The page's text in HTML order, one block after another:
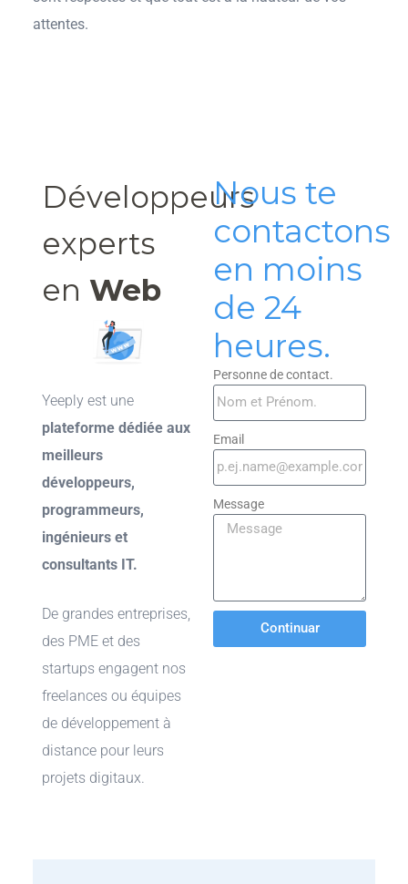
attentes.
Développeurs
experts
en Web
Yeeply est une
plateforme dédiée aux
meilleurs
développeurs,
programmeurs,
ingénieurs et
consultants IT.
De grandes entreprises,
des PME et des
startups engagent nos
freelances ou équipes
de développement à
distance pour leurs
projets digitaux.
Nous te
contactons
en moins
de 24
heures.
Personne de contact.
Email
Message
Continuar